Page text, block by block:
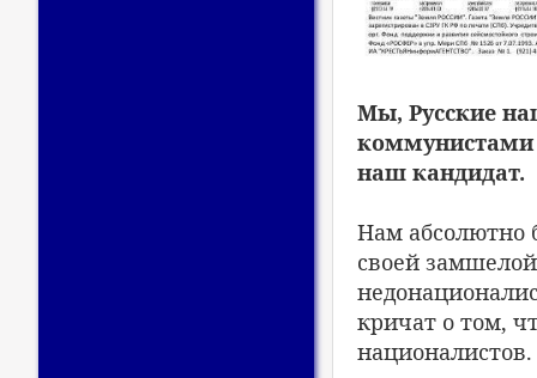
Мы, Русские
коммунистами
наш кандидат.
Нам абсолютно
своей
кричат о том,
националистов.